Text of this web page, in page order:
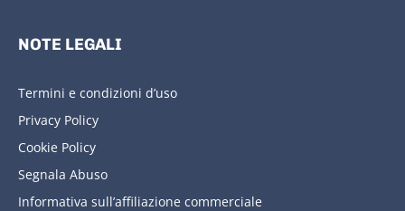
NOTE LEGALI
Termini e condizioni d’uso
Privacy Policy
Cookie Policy
Segnala Abuso
Informativa sull’affiliazione commerciale